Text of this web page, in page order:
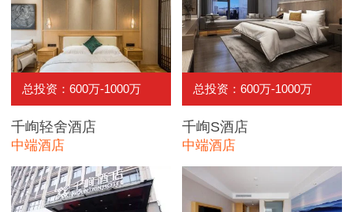
总投资：600万-1000万
千峋轻舍酒店
中端酒店
总投资：600万-1000万
千峋S酒店
中端酒店